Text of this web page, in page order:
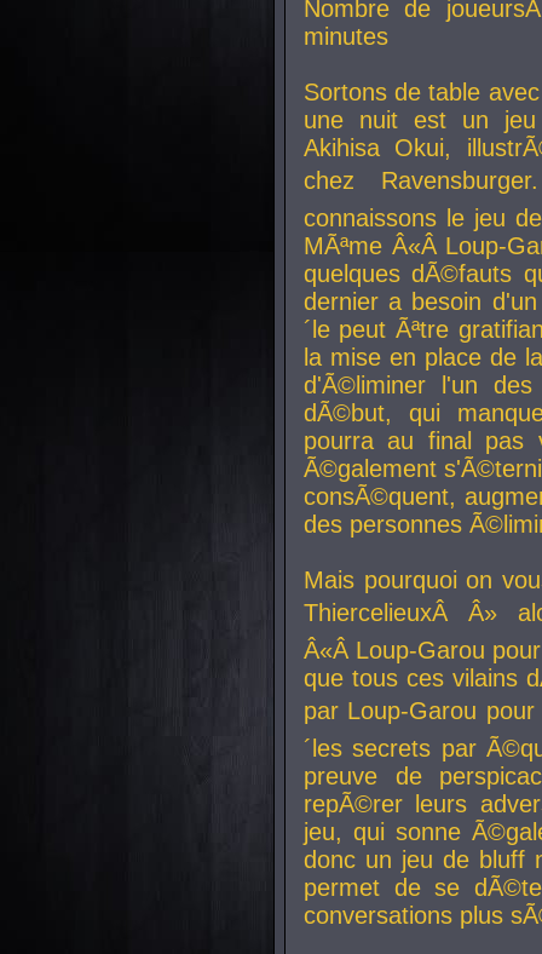
Nombre de
minutes
Sortons de table
une nuit est un
Akihisa Okui,
chez
connaissons le jeu
MÃªme Â«Â Loup-
quelques dÃ©fauts
dernier a besoin
´le peut Ãªtre
la mise en place de
d'Ã©liminer l'un
dÃ©but, qui
pourra au final pas
Ã©galement
consÃ©quent,
des personnes
Mais pourquoi on
ThiercelieuxÂ Â»
Â«Â Loup-Garou
que tous ces vilains
par Loup-Garou
´les secrets par
preuve de
repÃ©rer leurs
jeu, qui sonne
donc un jeu de bluff
permet de se
conversations plus